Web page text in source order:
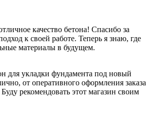
качество бетона! Спасибо за
к своей работе. Теперь я знаю, где
материалы в будущем.
для укладки фундамента под новый
от оперативного оформления заказа
рекомендовать этот магазин своим